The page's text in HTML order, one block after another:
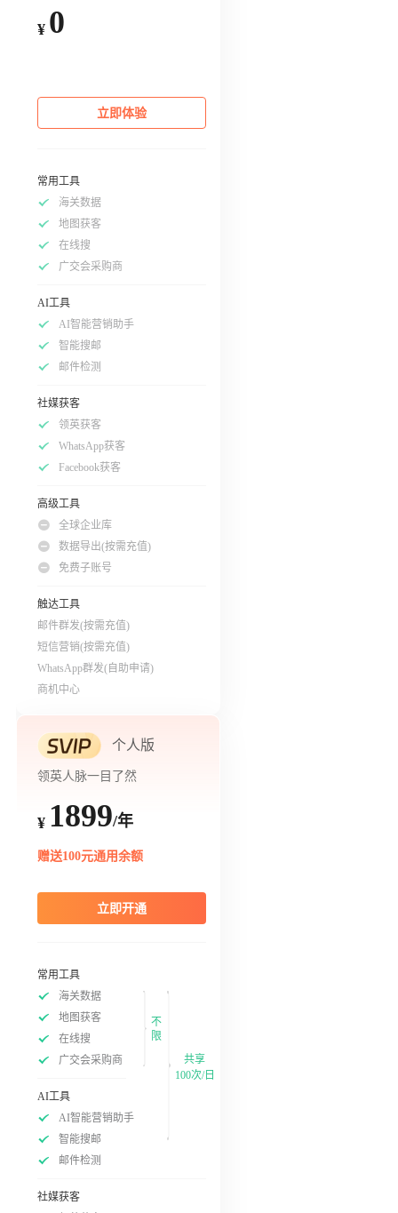
¥ 0
立即体验
常用工具
海关数据
地图获客
在线搜
广交会采购商
AI工具
AI智能营销助手
智能搜邮
邮件检测
社媒获客
领英获客
WhatsApp获客
Facebook获客
高级工具
全球企业库
数据导出(按需充值)
免费子账号
触达工具
邮件群发(按需充值)
短信营销(按需充值)
WhatsApp群发(自助申请)
商机中心
个人版
领英人脉一目了然
¥ 1899/年
赠送100元通用余额
立即开通
常用工具
海关数据
地图获客
在线搜
广交会采购商
不
限
AI工具
AI智能营销助手
智能搜邮
邮件检测
社媒获客
共享
100次/日